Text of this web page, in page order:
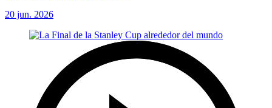
20 jun. 2026